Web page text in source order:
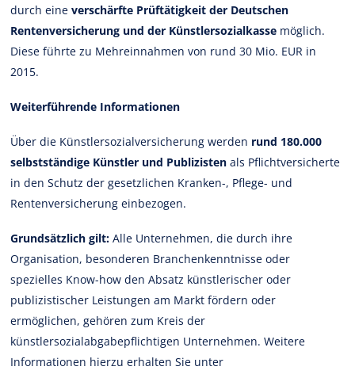
durch eineverschärfte Prüftätigkeit der Deutschen
Rentenversicherung und der Künstlersozialkasse möglich.
Diese führte zu Mehreinnahmen von rund 30 Mio. EUR in
2015.
Weiterführende Informationen
Über die Künstlersozialversicherung werden rund 180.000
selbstständige Künstler und Publizisten als Pflichtversicherte
in den Schutz der gesetzlichen Kranken-, Pflege- und
Rentenversicherung einbezogen.
Grundsätzlich gilt: Alle Unternehmen, die durch ihre
Organisation, besonderen Branchenkenntnisse oder
spezielles Know-how den Absatz künstlerischer oder
publizistischer Leistungen am Markt fördern oder
ermöglichen, gehören zum Kreis der
künstlersozialabgabepflichtigen Unternehmen. Weitere
Informationen hierzu erhalten Sie unter